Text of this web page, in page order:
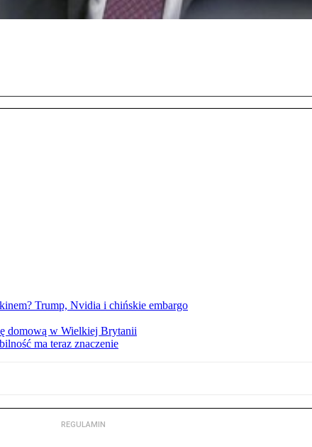
Trump, Nvidia i chińskie embargo
domową w Wielkiej Brytanii
ma teraz znaczenie
REGULAMIN